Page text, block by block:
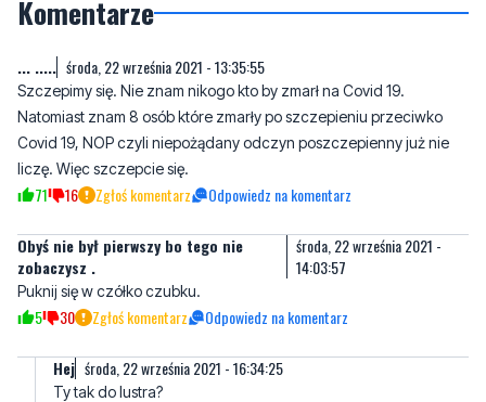
Szczepimy się. Nie znam nikogo kto by zmarł na Covid 19.
Covid 19, NOP czyli niepożądany odczyn poszczepienny już nie
liczę. Więc szczepcie się.
71 16 Zgłoś komentarz Odpowiedz na komentarz
Obyś nie był pierwszy bo tego nie
zobaczysz .
14:03:57
5 30 Zgłoś komentarz Odpowiedz na komentarz
Hej środa, 22 września 2021 - 16:34:25
Ty tak do lustra?
Eloelo środa, 22 września 2021 - 14:05:43